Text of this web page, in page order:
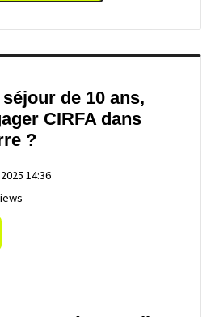
de 10 ans,
CIRFA dans
?
14:36